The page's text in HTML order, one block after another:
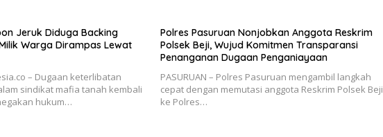
Jeruk Diduga Backing
Warga Dirampas Lewat
– Dugaan keterlibatan
sindikat mafia tanah kembali
hukum…
Polres Pasuruan Nonjobkan Anggota Reskrim
Polsek Beji, Wujud Komitmen Transparansi
Penanganan Dugaan Penganiayaan
PASURUAN – Polres Pasuruan mengambil langkah
cepat dengan memutasi anggota Reskrim Polsek Beji
ke Polres…